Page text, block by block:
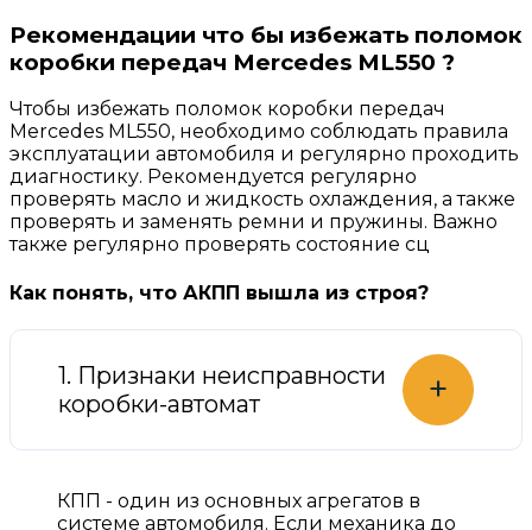
Рекомендации что бы избежать поломок
коробки передач Mercedes ML550 ?
Чтобы избежать поломок коробки передач
Mercedes ML550, необходимо соблюдать правила
эксплуатации автомобиля и регулярно проходить
диагностику. Рекомендуется регулярно
проверять масло и жидкость охлаждения, а также
проверять и заменять ремни и пружины. Важно
также регулярно проверять состояние сц
Как понять, что АКПП вышла из строя?
1. Признаки неисправности
коробки-автомат
+
КПП - один из основных агрегатов в
системе автомобиля. Если механика до